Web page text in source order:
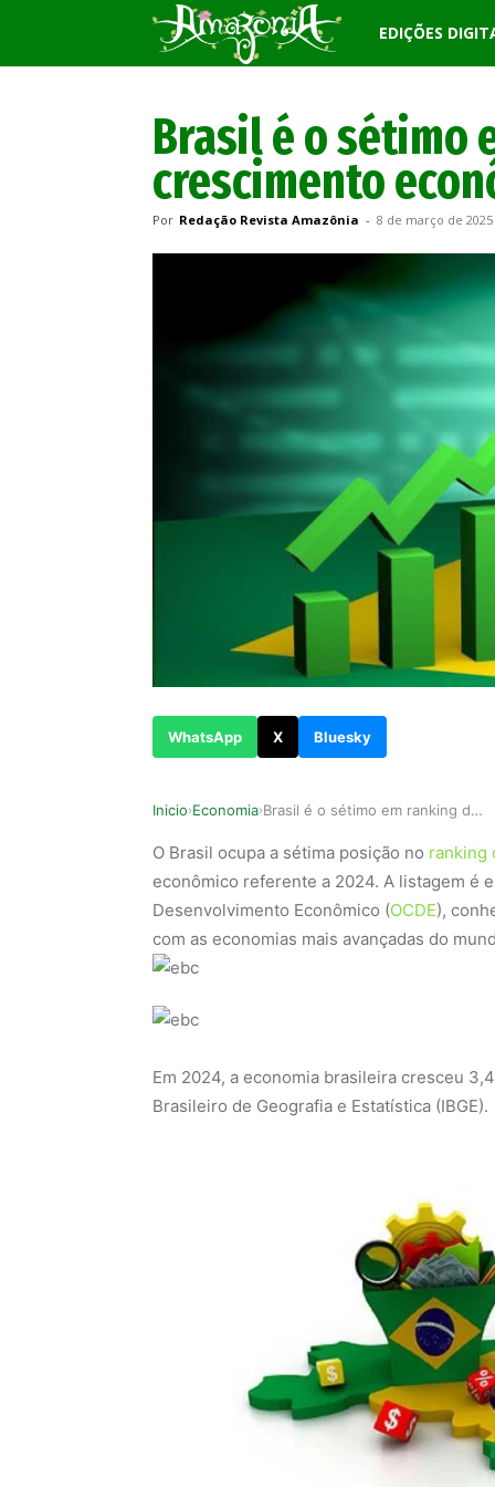
Revista
EDIÇÕES
Brasil é o sétimo
crescimento
Por Redação Revista Amazônia - 8 de março de 2025
WhatsApp X Bluesky
Inicio›Economia› Brasil é o sétimo em ranking de crescimento eco…
O Brasil ocupa a sétima posição no ranking
econômico referente a 2024. A listagem é
Desenvolvimento Econômico (OCDE),
com as economias mais avançadas do
Em 2024, a economia brasileira cresceu
Brasileiro de Geografia e Estatística (IBGE).